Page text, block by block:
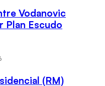
Vodanovic
Plan Escudo
(RM)